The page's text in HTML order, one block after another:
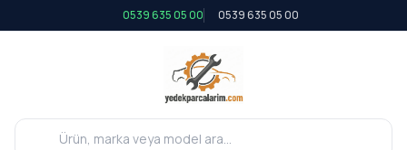
0539 635 05 00 0539 635 05 00